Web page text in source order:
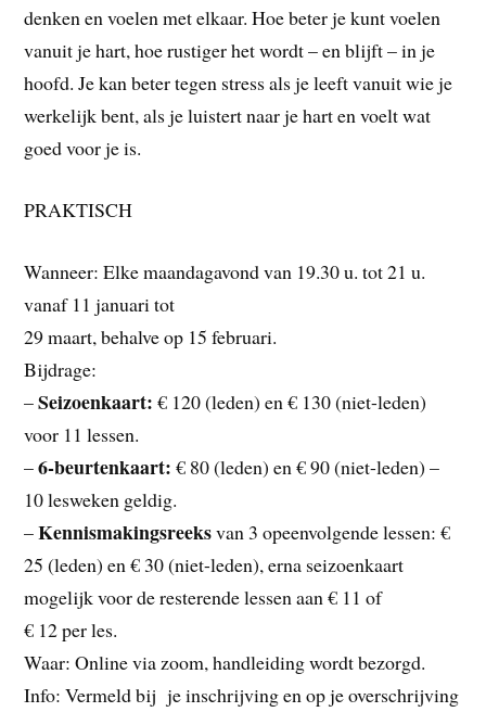
denken en voelen met elkaar. Hoe beter je kunt voelen
vanuit je hart, hoe rustiger het wordt – en blijft – in je
hoofd. Je kan beter tegen stress als je leeft vanuit wie je
werkelijk bent, als je luistert naar je hart en voelt wat
goed voor je is.
PRAKTISCH
Wanneer: Elke maandagavond van 19.30 u. tot 21 u.
vanaf 11 januari tot
29 maart, behalve op 15 februari.
Bijdrage:
–Seizoenkaart:€ 120 (leden) en € 130 (niet-leden)
voor 11 lessen.
–6-beurtenkaart:€ 80 (leden) en € 90 (niet-leden) –
10 lesweken geldig.
–Kennismakingsreeksvan 3 opeenvolgende lessen: €
25 (leden) en € 30 (niet-leden), erna seizoenkaart
mogelijk voor de resterende lessen aan € 11 of
€ 12 per les.
Waar: Online via zoom, handleiding wordt bezorgd.
Info: Vermeld bij je inschrijving en op je overschrijving